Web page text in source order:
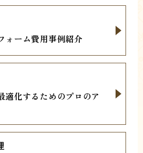
ォーム費用事例紹介
適化するためのプロのア